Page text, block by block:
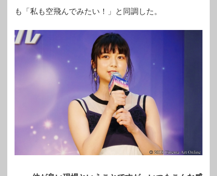
も「私も空飛んでみたい！」と同調した。